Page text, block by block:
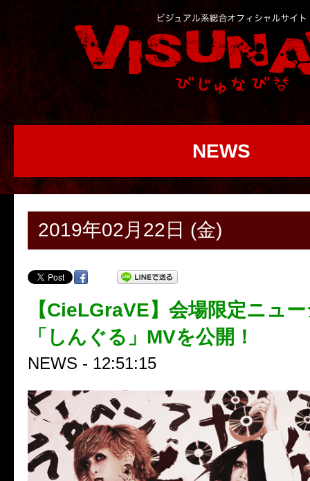
NEWS
2019年02月22日 (金)
【CieLGraVE】会場限定ニュ
「しんぐる」MVを公開！
NEWS - 12:51:15